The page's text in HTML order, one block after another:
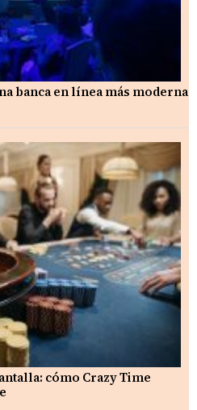
banca en línea más moderna
cómo Crazy Time